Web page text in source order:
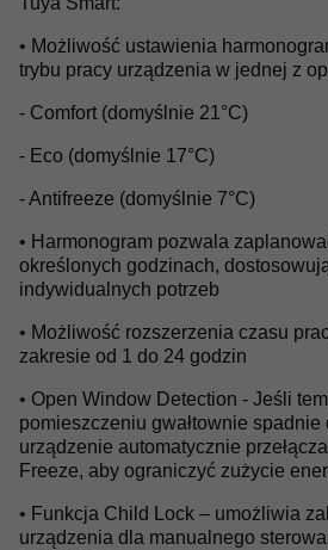
• Możliwość ustawienia
trybu pracy urządzenia w jednej z
- Comfort (domyślnie 21°C)
- Eco (domyślnie 17°C)
- Antifreeze (domyślnie 7°C)
• Harmonogram pozwala
określonych godzinach,
indywidualnych potrzeb
• Możliwość rozszerzenia czasu
zakresie od 1 do 24 godzin
• Open Window Detection - Jeśli
pomieszczeniu gwałtownie spadnie
urządzenie automatycznie
Freeze, aby ograniczyć zużycie
• Funkcja Child Lock – umożliwia
urządzenia dla manualnego